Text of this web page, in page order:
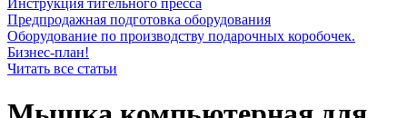
Инструкция тигельного пресса
Предпродажная подготовка оборудования
Оборудование по производству подарочных коробочек.
Бизнес-план!
Читать все статьи